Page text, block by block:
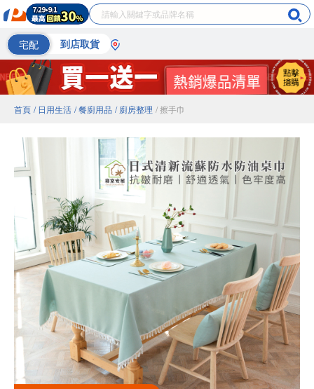
宅配 到店取貨
首頁 / 日用生活 / 餐廚用品 / 廚房整理 / 擦手巾